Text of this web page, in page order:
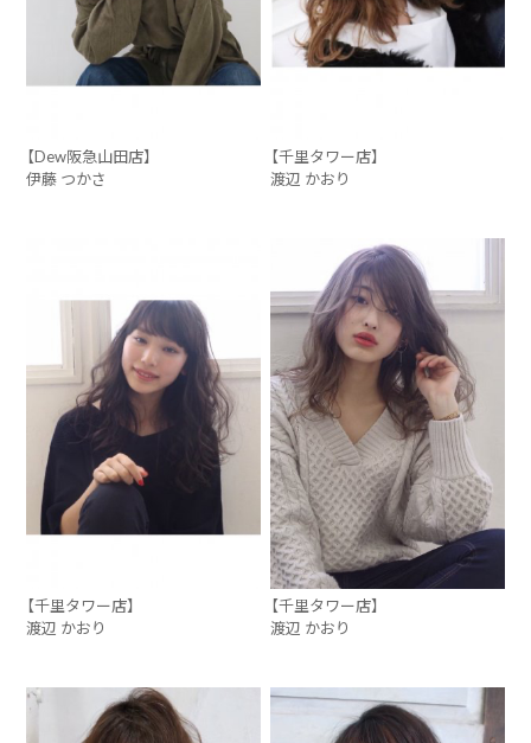
【Dew阪急山田店】
伊藤 つかさ
【千里タワー店】
渡辺 かおり
【千里タワー店】
渡辺 かおり
【千里タワー店】
渡辺 かおり